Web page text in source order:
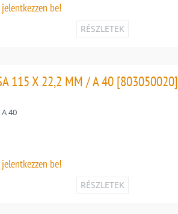
be!
RÉSZLETEK
115 X 22,2 MM / A 40 [803050020]
40
be!
RÉSZLETEK